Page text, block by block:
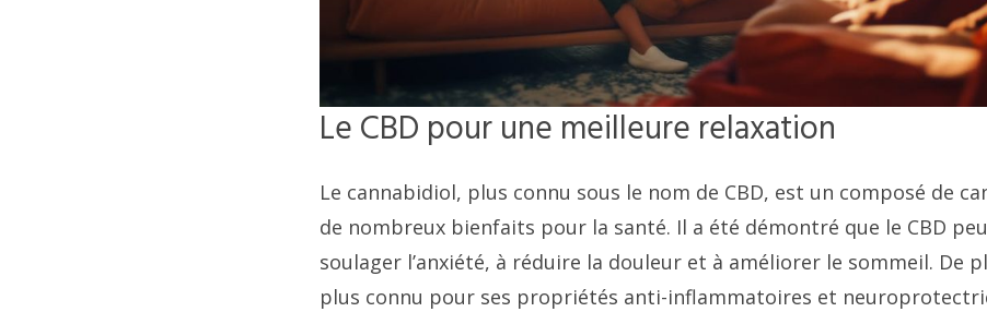
Le CBD pour une meilleure relaxation
Le cannabidiol, plus connu sous le nom de CBD, est un composé de
de nombreux bienfaits pour la santé. Il a été démontré que le CBD
soulager l’anxiété, à réduire la douleur et à améliorer le sommeil. De
plus connu pour ses propriétés anti-inflammatoires et